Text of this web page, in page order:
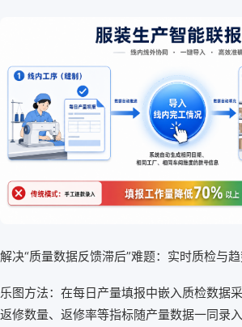
解决“质量数据反馈滞后”难题：实时质检与
乐图方法：在每日产量填报中嵌入质检数据
返修数量、返修率等指标随产量数据一同录